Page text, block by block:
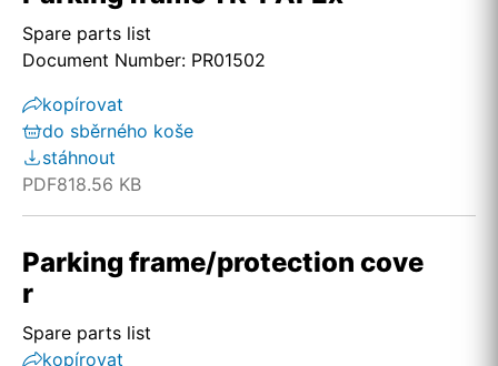
Spare parts list
Document Number: PR01502
kopírovat
do sběrného koše
stáhnout
PDF818.56 KB
Parking frame/protection cove
r
Spare parts list
kopírovat